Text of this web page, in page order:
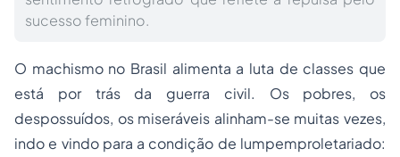
sucesso feminino.
O machismo no Brasil alimenta a luta de classes que
está por trás da guerra civil. Os pobres, os
despossuídos, os miseráveis alinham-se muitas vezes,
indo e vindo para a condição de lumpemproletariado: